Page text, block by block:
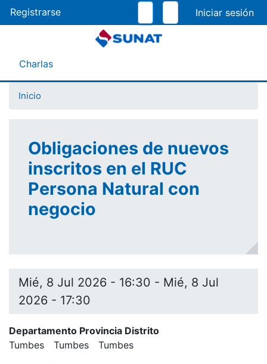
al
contenido
Registrarse
Menú Asistente
Charlas
Inicio
Obligaciones de nuevos
inscritos en el RUC
Persona Natural con
negocio
Mié, 8 Jul 2026 - 16:30 - Mié, 8 Jul
2026 - 17:30
Departamento Provincia Distrito
Tumbes
Tumbes Tumbes